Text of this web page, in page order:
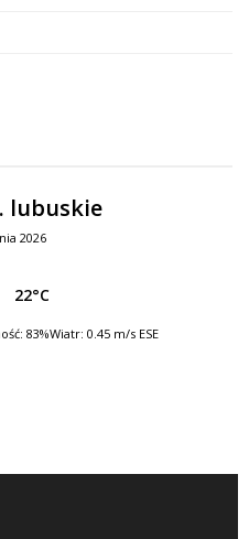
lubuskie
2026
22°C
83%Wiatr: 0.45 m/s ESE